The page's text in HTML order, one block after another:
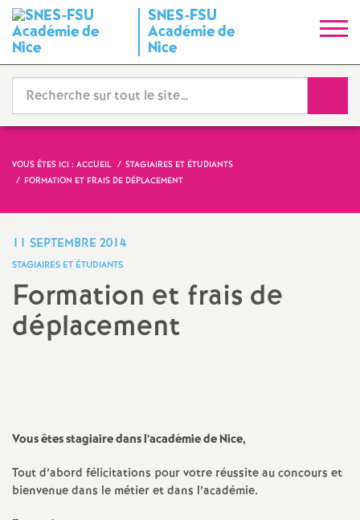
SNES-FSU
Académie de
Nice
y
n
a
t
i
VOUS ÊTES ICI : ACCUEIL
STAGIAIRES ET ÉTUDIANTS
FORMATION ET FRAIS DE DÉPLACEMENT
11 SEPTEMBRE 2014
STAGIAIRES ET ÉTUDIANTS
Formation et frais de
déplacement
Vous êtes stagiaire dans l’académie de Nice,
Tout d’abord félicitations pour votre réussite au concours et
bienvenue dans le métier et dans l’académie.